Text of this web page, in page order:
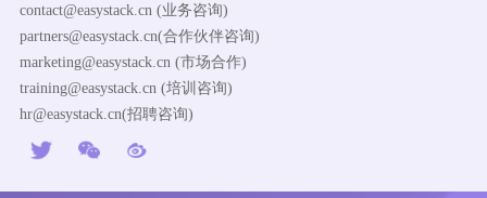
contact@easystack.cn (业务咨询)
partners@easystack.cn(合作伙伴咨询)
marketing@easystack.cn (市场合作)
training@easystack.cn (培训咨询)
hr@easystack.cn(招聘咨询)